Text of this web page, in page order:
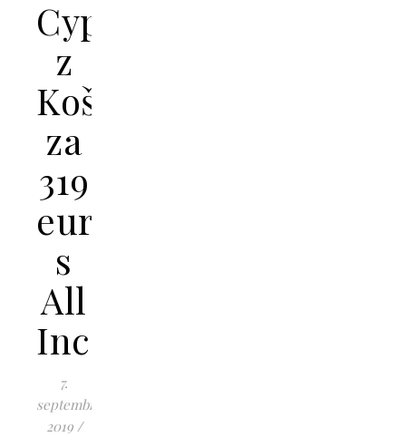
Cyprus
z
Košíc
za
319
eur
s
All
Inclusive
7.
septembra
2019 /